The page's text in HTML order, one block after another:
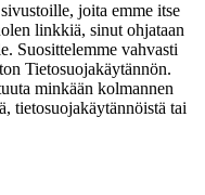
joita emme itse
linkkiä, sinut ohjataan
Suosittelemme vahvasti
Tietosuojakäytännön.
minkään kolmannen
tietosuojakäytännöistä tai